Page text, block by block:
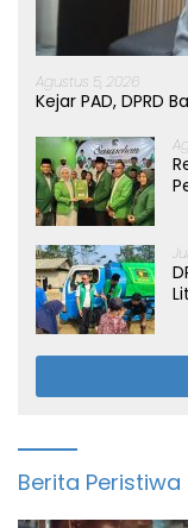
Agustus 5, 2026
Kejar PAD, DPRD
Berita Peristiwa